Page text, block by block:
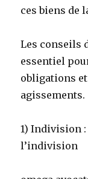
ces biens de
Les conseils
essentiel
obligations
agissements.
1) Indivision :
l’indivision